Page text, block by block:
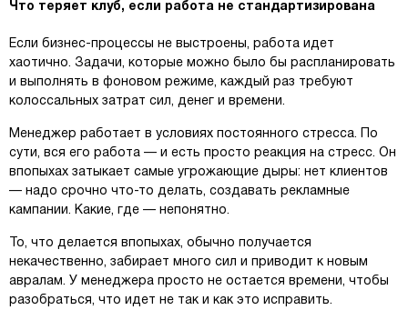
Что теряет клуб, если работа не стандартизирована
Если бизнес-процессы не выстроены, работа идет
хаотично. Задачи, которые можно было бы распланировать
и выполнять в фоновом режиме, каждый раз требуют
колоссальных затрат сил, денег и времени.
Менеджер работает в условиях постоянного стресса. По
сути, вся его работа — и есть просто реакция на стресс. Он
впопыхах затыкает самые угрожающие дыры: нет клиентов
— надо срочно что-то делать, создавать рекламные
кампании. Какие, где — непонятно.
То, что делается впопыхах, обычно получается
некачественно, забирает много сил и приводит к новым
авралам. У менеджера просто не остается времени, чтобы
разобраться, что идет не так и как это исправить.